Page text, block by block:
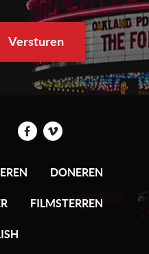
DONEREN
FILMSTERREN